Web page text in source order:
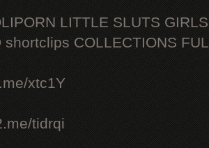
LITTLE SLUTS
shortclips COLLECTIONS
xtc1Y
tidrqi